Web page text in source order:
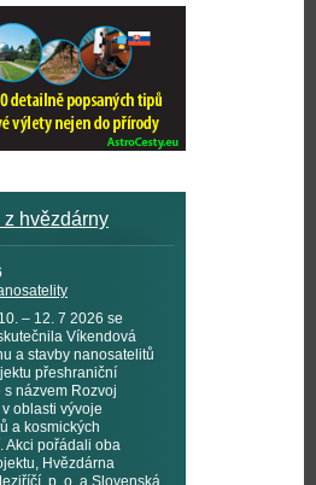
z hvězdárny
– 12. 7 2026 se
Víkendová
a stavby nanosatelitů
přeshraniční
názvem Rozvoj
oblasti vývoje
a kosmických
Akci pořádali oba
Hvězdárna
p. o. a Slovenská